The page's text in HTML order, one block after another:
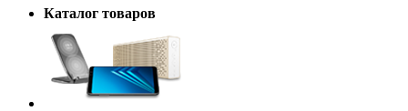
Каталог товаров